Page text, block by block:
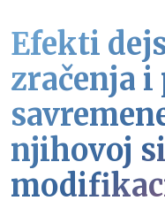
Efekti
zračenja i
njihovoj